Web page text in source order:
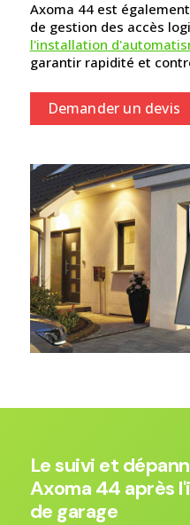
Axoma 44 est
de gestion des accès
l'installation
garantir rapidité et
Demander un devis
Le suivi et
Axoma 44 après
de garage